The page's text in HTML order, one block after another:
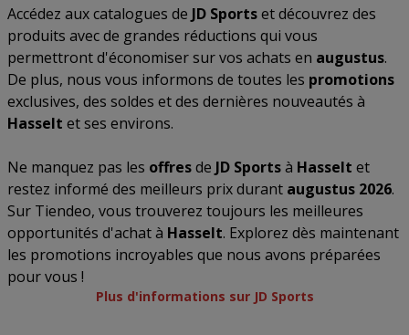
Accédez aux catalogues de JD Sportset découvrez des
produits avec de grandes réductions qui vous
permettront d'économiser sur vos achats en augustus.
De plus, nous vous informons de toutes les promotions
exclusives, des soldes et des dernières nouveautés à
Hasselt et ses environs.
Ne manquez pas les offresde JD Sportsà Hasselt et
restez informé des meilleurs prix durant augustus 2026.
Sur Tiendeo, vous trouverez toujours les meilleures
opportunités d'achat à Hasselt. Explorez dès maintenant
les promotions incroyables que nous avons préparées
pour vous !
Plus d'informations sur JD Sports